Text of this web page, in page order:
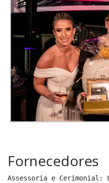
Fornecedores
Assessoria e Cerimonial: